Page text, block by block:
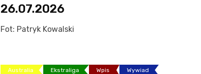
26.07.2026
Fot: Patryk Kowalski
Australia Ekstraliga Wpis Wywiad